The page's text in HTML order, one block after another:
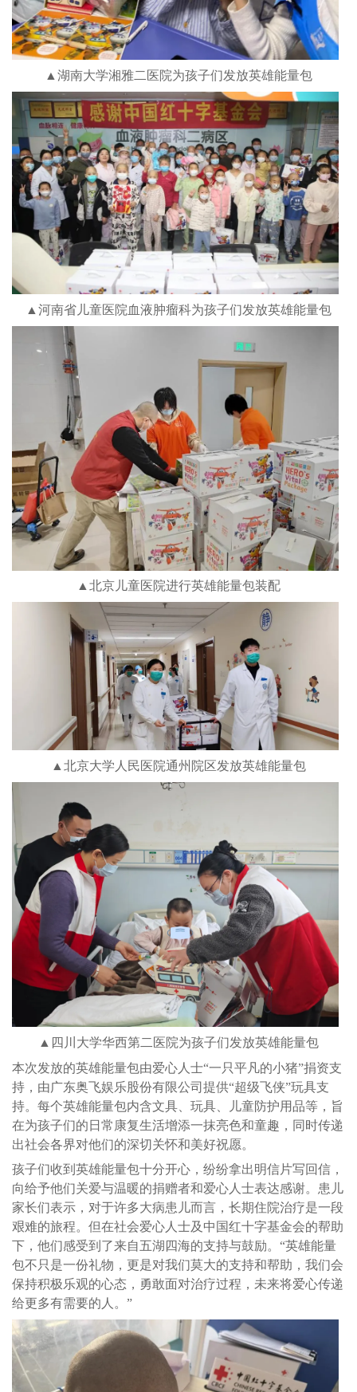
▲湖南大学湘雅二医院为孩子们发放英雄能量包
▲河南省儿童医院血液肿瘤科为孩子们发放英雄能量包
▲北京儿童医院进行英雄能量包装配
▲北京大学人民医院通州院区发放英雄能量包
▲四川大学华西第二医院为孩子们发放英雄能量包
本次发放的英雄能量包由爱心人士“一只平凡的小猪”捐资支
持，由广东奥飞娱乐股份有限公司提供“超级飞侠”玩具支
持。每个英雄能量包内含文具、玩具、儿童防护用品等，旨
在为孩子们的日常康复生活增添一抹亮色和童趣，同时传递
出社会各界对他们的深切关怀和美好祝愿。
孩子们收到英雄能量包十分开心，纷纷拿出明信片写回信，
向给予他们关爱与温暖的捐赠者和爱心人士表达感谢。患儿
家长们表示，对于许多大病患儿而言，长期住院治疗是一段
艰难的旅程。但在社会爱心人士及中国红十字基金会的帮助
下，他们感受到了来自五湖四海的支持与鼓励。“英雄能量
包不只是一份礼物，更是对我们莫大的支持和帮助，我们会
保持积极乐观的心态，勇敢面对治疗过程，未来将爱心传递
给更多有需要的人。”